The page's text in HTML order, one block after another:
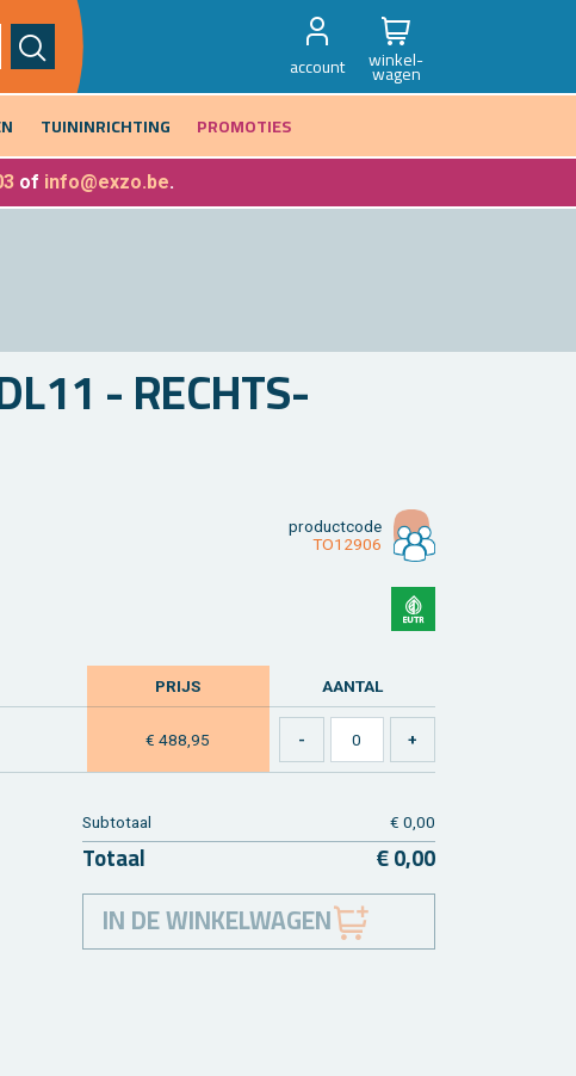
account winkel-
wagen
TUININRICHTING PROMOTIES
of info@exzo.be.
- RECHTS­
product­code
TO12906
PRIJS AAN­TAL
€ 488,95
Sub­to­taal € 0,00
To­taal € 0,00
IN DE WINKELWAGEN